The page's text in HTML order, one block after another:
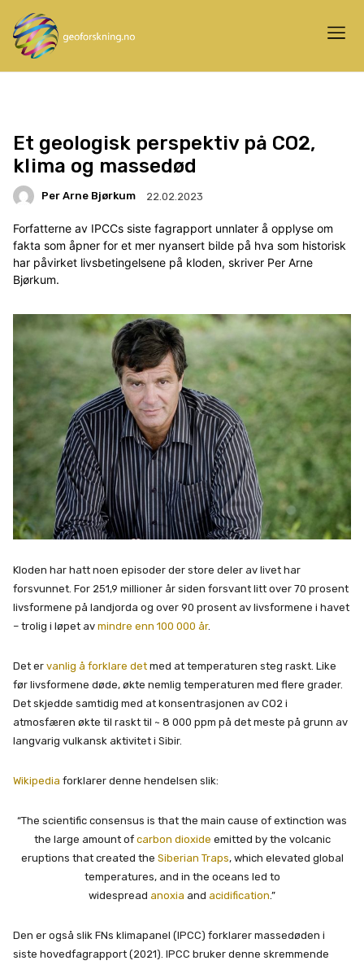
Et geologisk perspektiv på CO2,
klima og massedød
Per Arne Bjørkum 22.02.2023
Forfatterne av IPCCs siste fagrapport unnlater å opplyse om
fakta som åpner for et mer nyansert bilde på hva som historisk
har påvirket livsbetingelsene på kloden, skriver Per Arne
Bjørkum.
Kloden har hatt noen episoder der store deler av livet har
forsvunnet. For 251,9 millioner år siden forsvant litt over 70 prosent
livsformene på landjorda og over 90 prosent av livsformene i havet
– trolig i løpet av mindre enn 100 000 år.
Det er vanlig å forklare det med at temperaturen steg raskt. Like
før livsformene døde, økte nemlig temperaturen med flere grader.
Det skjedde samtidig med at konsentrasjonen av CO2 i
atmosfæren økte til raskt til ~ 8 000 ppm på det meste på grunn av
langvarig vulkansk aktivitet i Sibir.
Wikipedia forklarer denne hendelsen slik:
“The scientific consensus is that the main cause of extinction was
the large amount of carbon dioxide emitted by the volcanic
eruptions that created the Siberian Traps, which elevated global
temperatures, and in the oceans led to
widespread anoxia and acidification .”
Den er også slik FNs klimapanel (IPCC) forklarer massedøden i
siste hovedfagrapport (2021). IPCC bruker denne skremmende